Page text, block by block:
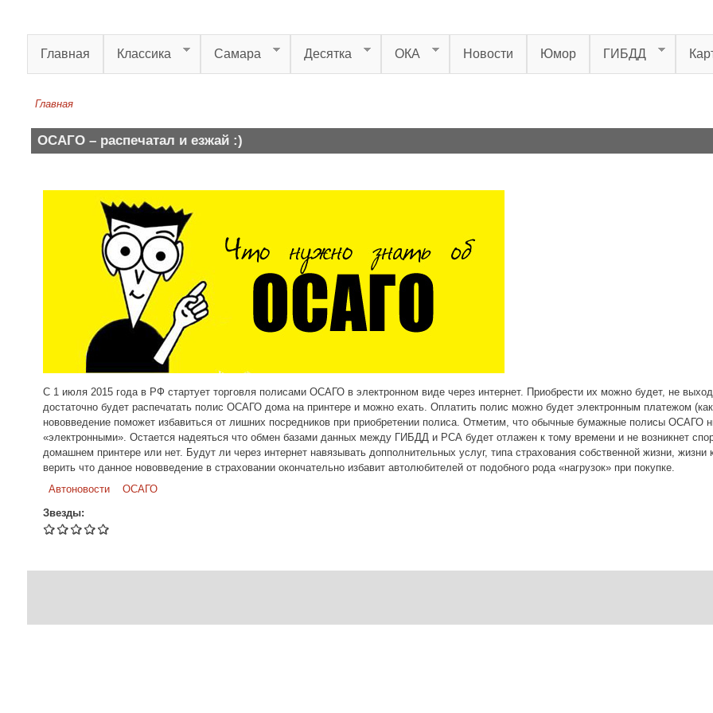
Главная Классика Самара Десятка ОКА Новости Юмор ГИБДД
Главная
ОСАГО – распечатал и езжай :)
С 1 июля 2015 года в РФ стартует торговля полисами ОСАГО в электронном виде через интернет. Приобрести их можно будет, не
достаточно будет распечатать полис ОСАГО дома на принтере и можно ехать. Оплатить полис можно будет электронным платежом
нововведение поможет избавиться от лишних посредников при приобретении полиса. Отметим, что обычные бумажные полисы ОСАГО
«электронными». Остается надеяться что обмен базами данных между ГИБДД и РСА будет отлажен к тому времени и не возникнет
домашнем принтере или нет. Будут ли через интернет навязывать допполнительных услуг, типа страхования собственной жизни,
верить что данное нововведение в страховании окончательно избавит автолюбителей от подобного рода «нагрузок» при покупке.
Автоновости
ОСАГО
Звезды: